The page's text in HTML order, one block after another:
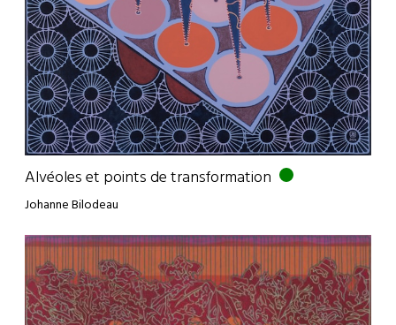
Alvéoles et points de transformation
Johanne Bilodeau